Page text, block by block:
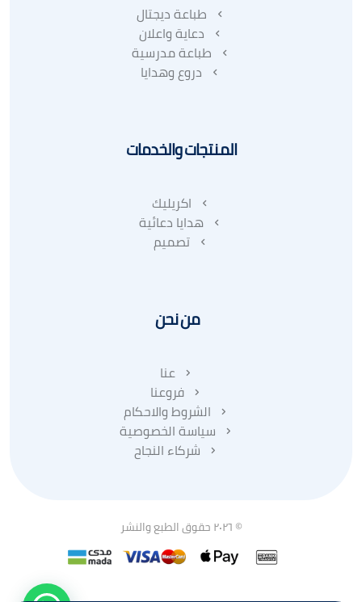
طباعة ديجتال
دعاية واعلان
طباعة مدرسية
دروع وهدايا
المنتجات والخدمات
اكريليك
هدايا دعائية
تصميم
من نحن
عنا
فروعنا
الشروط والاحكام
سياسة الخصوصية
شركاء النجاح
© ٢٠٢٦ حقوق الطبع والنشر